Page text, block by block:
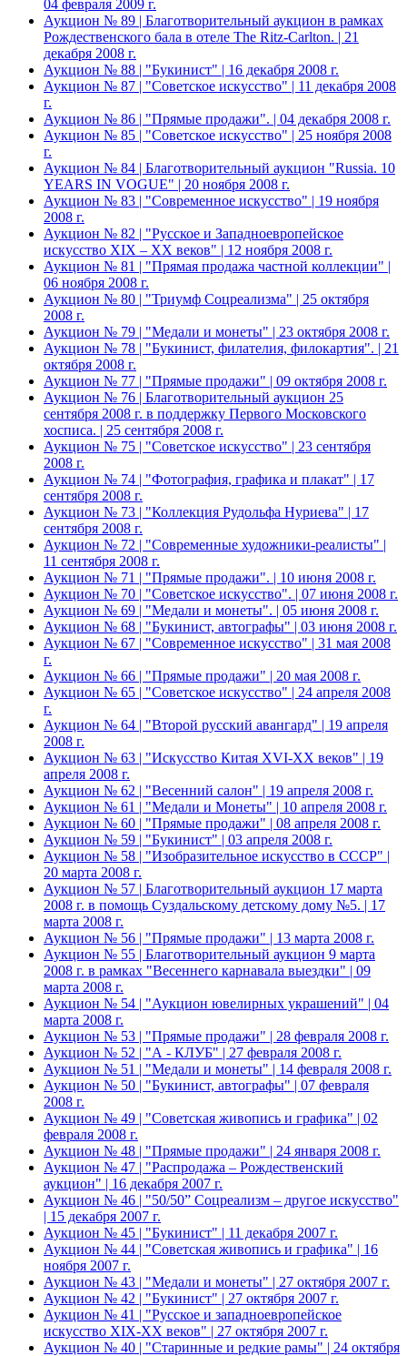
04 февраля 2009 г.
Аукцион № 89 | Благотворительный аукцион в рамках
Рождественского бала в отеле The Ritz-Carlton. | 21
декабря 2008 г.
Аукцион № 88 | "Букинист" | 16 декабря 2008 г.
Аукцион № 87 | "Советское искусство" | 11 декабря 2008
г.
Аукцион № 86 | "Прямые продажи". | 04 декабря 2008 г.
Аукцион № 85 | "Советское искусство" | 25 ноября 2008
г.
Аукцион № 84 | Благотворительный аукцион "Russia. 10
YEARS IN VOGUE" | 20 ноября 2008 г.
Аукцион № 83 | "Современное искусство" | 19 ноября
2008 г.
Аукцион № 82 | "Русское и Западноевропейское
искусство XIX – ХХ веков" | 12 ноября 2008 г.
Аукцион № 81 | "Прямая продажа частной коллекции" |
06 ноября 2008 г.
Аукцион № 80 | "Триумф Соцреализма" | 25 октября
2008 г.
Аукцион № 79 | "Медали и монеты" | 23 октября 2008 г.
Аукцион № 78 | "Букинист, филателия, филокартия". | 21
октября 2008 г.
Аукцион № 77 | "Прямые продажи" | 09 октября 2008 г.
Аукцион № 76 | Благотворительный аукцион 25
сентября 2008 г. в поддержку Первого Московского
хосписа. | 25 сентября 2008 г.
Аукцион № 75 | "Советское искусство" | 23 сентября
2008 г.
Аукцион № 74 | "Фотография, графика и плакат" | 17
сентября 2008 г.
Аукцион № 73 | "Коллекция Рудольфа Нуриева" | 17
сентября 2008 г.
Аукцион № 72 | "Современные художники-реалисты" |
11 сентября 2008 г.
Аукцион № 71 | "Прямые продажи". | 10 июня 2008 г.
Аукцион № 70 | "Советское искусство". | 07 июня 2008 г.
Аукцион № 69 | "Медали и монеты". | 05 июня 2008 г.
Аукцион № 68 | "Букинист, автографы" | 03 июня 2008 г.
Аукцион № 67 | "Современное искусство" | 31 мая 2008
г.
Аукцион № 66 | "Прямые продажи" | 20 мая 2008 г.
Аукцион № 65 | "Советское искусство" | 24 апреля 2008
г.
Аукцион № 64 | "Второй русский авангард" | 19 апреля
2008 г.
Аукцион № 63 | "Искусство Китая XVI-XX веков" | 19
апреля 2008 г.
Аукцион № 62 | "Весенний салон" | 19 апреля 2008 г.
Аукцион № 61 | "Медали и Монеты" | 10 апреля 2008 г.
Аукцион № 60 | "Прямые продажи" | 08 апреля 2008 г.
Аукцион № 59 | "Букинист" | 03 апреля 2008 г.
Аукцион № 58 | "Изобразительное искусство в СССР" |
20 марта 2008 г.
Аукцион № 57 | Благотворительный аукцион 17 марта
2008 г. в помощь Суздальскому детскому дому №5. | 17
марта 2008 г.
Аукцион № 56 | "Прямые продажи" | 13 марта 2008 г.
Аукцион № 55 | Благотворительный аукцион 9 марта
2008 г. в рамках "Весеннего карнавала выездки" | 09
марта 2008 г.
Аукцион № 54 | "Аукцион ювелирных украшений" | 04
марта 2008 г.
Аукцион № 53 | "Прямые продажи" | 28 февраля 2008 г.
Аукцион № 52 | "А - КЛУБ" | 27 февраля 2008 г.
Аукцион № 51 | "Медали и монеты" | 14 февраля 2008 г.
Аукцион № 50 | "Букинист, автографы" | 07 февраля
2008 г.
Аукцион № 49 | "Советская живопись и графика" | 02
февраля 2008 г.
Аукцион № 48 | "Прямые продажи" | 24 января 2008 г.
Аукцион № 47 | "Распродажа – Рождественский
аукцион" | 16 декабря 2007 г.
Аукцион № 46 | "50/50” Соцреализм – другое искусство"
| 15 декабря 2007 г.
Аукцион № 45 | "Букинист" | 11 декабря 2007 г.
Аукцион № 44 | "Советская живопись и графика" | 16
ноября 2007 г.
Аукцион № 43 | "Медали и монеты" | 27 октября 2007 г.
Аукцион № 42 | "Букинист" | 27 октября 2007 г.
Аукцион № 41 | "Русское и западноевропейское
искусство XIX-XX веков" | 27 октября 2007 г.
Аукцион № 40 | "Старинные и редкие рамы" | 24 октября